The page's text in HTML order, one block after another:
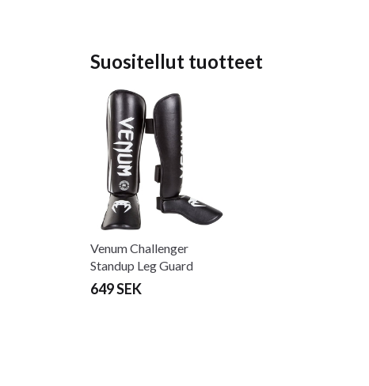
Suositellut tuotteet
Venum Challenger
Standup Leg Guard
musta/valkoinen
649 SEK